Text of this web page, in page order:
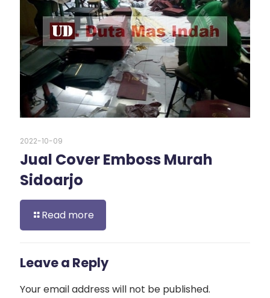
2022-10-09
Jual Cover Emboss Murah
Sidoarjo
Read more
Leave a Reply
Your email address will not be published.